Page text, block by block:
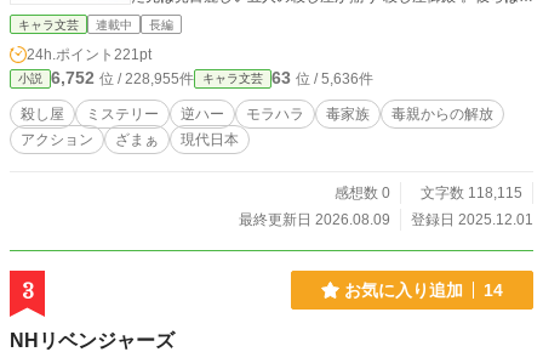
が組織の秘密を守るかわりに、仕事を一つ、請け負ってくれ
か？」。虐げられ利用される日々に終止符を。自由を求める
可憐な狂詩曲が始まりを告げる―ー。
キャラ文芸 連載中 長編
24h.ポイント 221pt
小説 6,752 位 / 228,955件 キャラ文芸 63 位 / 5,636件
殺し屋 ミステリー 逆ハー モラハラ 毒家族
毒親からの解放
アクション
ざまぁ 現代日本
感想数 0
文字数 118,115
最終更新日 2026.08.09
登録日 2025.12.01
3 お気に入り追加 14
NHリベンジャーズ